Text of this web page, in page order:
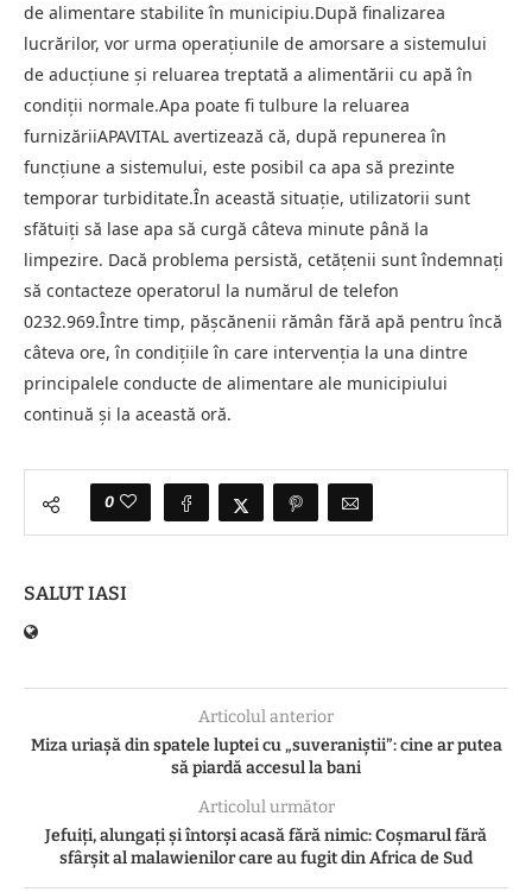
de alimentare stabilite în municipiu.După finalizarea
lucrărilor, vor urma operațiunile de amorsare a sistemului
de aducțiune și reluarea treptată a alimentării cu apă în
condiții normale.Apa poate fi tulbure la reluarea
furnizăriiAPAVITAL avertizează că, după repunerea în
funcțiune a sistemului, este posibil ca apa să prezinte
temporar turbiditate.În această situație, utilizatorii sunt
sfătuiți să lase apa să curgă câteva minute până la
limpezire. Dacă problema persistă, cetățenii sunt îndemnați
să contacteze operatorul la numărul de telefon
0232.969.Între timp, pășcănenii rămân fără apă pentru încă
câteva ore, în condițiile în care intervenția la una dintre
principalele conducte de alimentare ale municipiului
continuă și la această oră.
0
SALUT IASI
Articolul anterior
Miza uriașă din spatele luptei cu „suveraniștii”: cine ar putea
să piardă accesul la bani
Articolul următor
Jefuiți, alungați și întorși acasă fără nimic: Coșmarul fără
sfârșit al malawienilor care au fugit din Africa de Sud